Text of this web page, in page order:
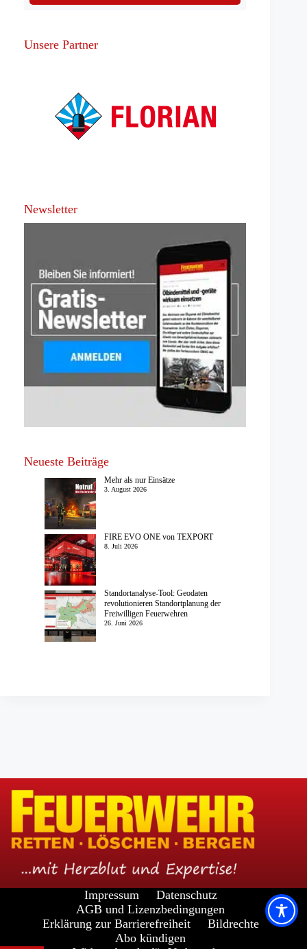
Unsere Partner
Newsletter
Neueste Beiträge
Mehr als nur Einsätze
3. August 2026
FIRE EVO ONE von TEXPORT
8. Juli 2026
Standortanalyse-Tool: Geodaten
revolutionieren Standortplanung der
Freiwilligen Feuerwehren
26. Juni 2026
Impressum
Datenschutz
AGB und Lizenzbedingungen
Erklärung zur Barrierefreiheit
Bildrechte
Abo kündigen